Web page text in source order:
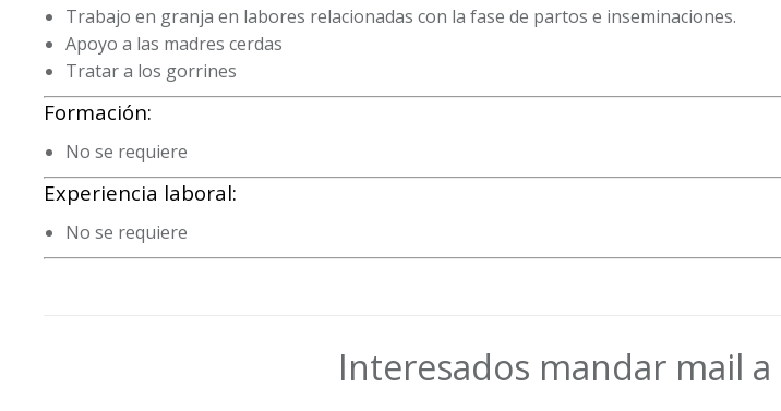
Trabajo en granja en labores relacionadas con la fase de partos e inseminaciones.
Apoyo a las madres cerdas
Tratar a los gorrines
Formación:
No se requiere
Experiencia laboral:
No se requiere
Interesados mandar mail a